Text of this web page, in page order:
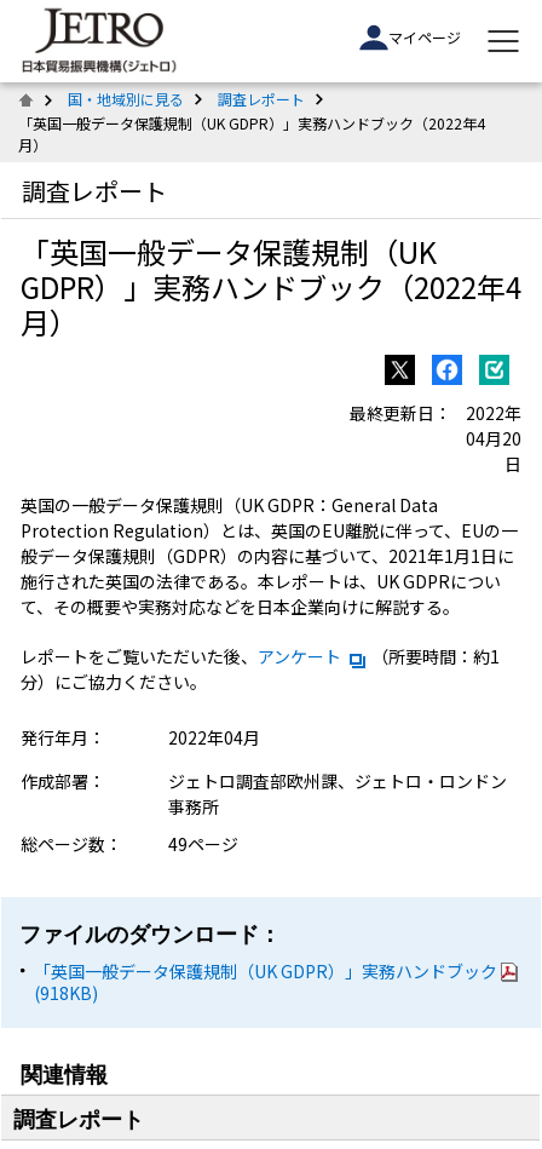
マイページ
国・地域別に見る
調査レポート
「英国一般データ保護規制（UK GDPR）」実務ハンドブック（2022年4
月）
調査レポート
「英国一般データ保護規制（UK
GDPR）」実務ハンドブック（2022年4
月）
2022年
04月20
日
最終更新日：
英国の一般データ保護規則（UK GDPR： General Data
Protection Regulation）とは、英国のEU離脱に伴って、EUの一
般データ保護規則（GDPR）の内容に基づいて、2021年1月1日に
施行された英国の法律である。本レポートは、UK GDPRについ
て、その概要や実務対応などを日本企業向けに解説する。
レポートをご覧いただいた後、 アンケート
（所要時間：約1
分）にご協力ください。
発行年月：
2022年04月
作成部署：
ジェトロ調査部欧州課、ジェトロ・ロンドン
事務所
総ページ数：
49ページ
ファイルのダウンロード：
「英国一般データ保護規制（UK GDPR）」実務ハンドブック
(918KB)
関連情報
調査レポート